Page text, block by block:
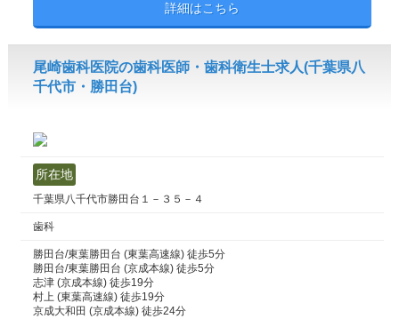
詳細はこちら
尾崎歯科医院の歯科医師・歯科衛生士求人(千葉県八
千代市・勝田台)
所在地
千葉県八千代市勝田台１－３５－４
歯科
勝田台/東葉勝田台 (東葉高速線) 徒歩5分
勝田台/東葉勝田台 (京成本線) 徒歩5分
志津 (京成本線) 徒歩19分
村上 (東葉高速線) 徒歩19分
京成大和田 (京成本線) 徒歩24分